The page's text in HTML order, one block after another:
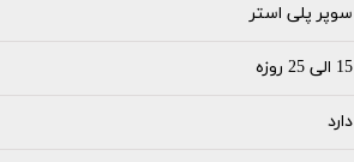
سوپر پلی استر
15 الی 25 روزه
دارد